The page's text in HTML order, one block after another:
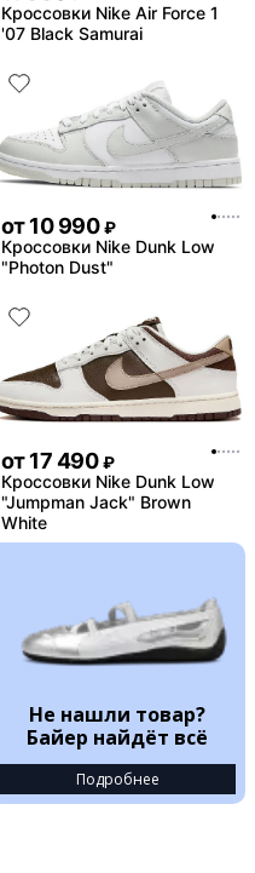
Кроссовки Nike Air Force 1
'07 Black Samurai
от10 990 ₽
Кроссовки Nike Dunk Low
"Photon Dust"
от17 490 ₽
Кроссовки Nike Dunk Low
"Jumpman Jack" Brown
White
Не нашли товар?
Байер найдёт всё
Подробнее